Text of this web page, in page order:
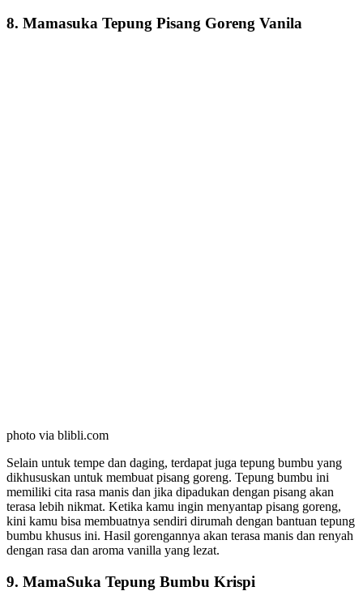
8. Mamasuka Tepung Pisang Goreng Vanila
photo via blibli.com
Selain untuk tempe dan daging, terdapat juga tepung bumbu yang
dikhususkan untuk membuat pisang goreng. Tepung bumbu ini
memiliki cita rasa manis dan jika dipadukan dengan pisang akan
terasa lebih nikmat. Ketika kamu ingin menyantap pisang goreng,
kini kamu bisa membuatnya sendiri dirumah dengan bantuan tepung
bumbu khusus ini. Hasil gorengannya akan terasa manis dan renyah
dengan rasa dan aroma vanilla yang lezat.
9. MamaSuka Tepung Bumbu Krispi